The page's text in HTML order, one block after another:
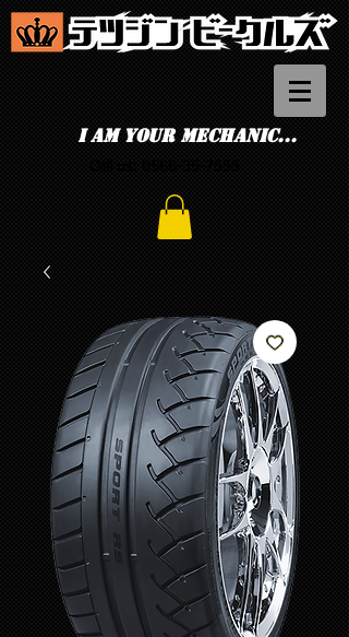
I am your mechanic...